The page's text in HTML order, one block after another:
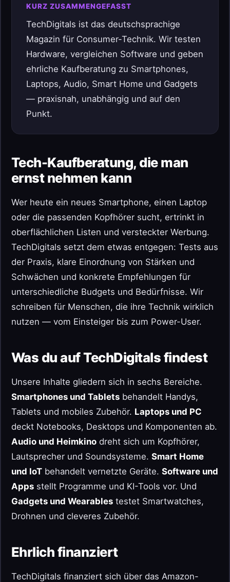
KURZ ZUSAMMENGEFASST
TechDigitals ist das deutschsprachige
Magazin für Consumer-Technik. Wir testen
Hardware, vergleichen Software und geben
ehrliche Kaufberatung zu Smartphones,
Laptops, Audio, Smart Home und Gadgets
— praxisnah, unabhängig und auf den
Punkt.
Tech-Kaufberatung, die man
ernst nehmen kann
Wer heute ein neues Smartphone, einen Laptop
oder die passenden Kopfhörer sucht, ertrinkt in
oberflächlichen Listen und versteckter Werbung.
TechDigitals setzt dem etwas entgegen: Tests aus
der Praxis, klare Einordnung von Stärken und
Schwächen und konkrete Empfehlungen für
unterschiedliche Budgets und Bedürfnisse. Wir
schreiben für Menschen, die ihre Technik wirklich
nutzen — vom Einsteiger bis zum Power-User.
Was du auf TechDigitals findest
Unsere Inhalte gliedern sich in sechs Bereiche.
Smartphones und Tablets behandelt Handys,
Tablets und mobiles Zubehör. Laptops und PC
deckt Notebooks, Desktops und Komponenten ab.
Audio und Heimkino dreht sich um Kopfhörer,
Lautsprecher und Soundsysteme. Smart Home
und IoT behandelt vernetzte Geräte. Software und
Apps stellt Programme und KI-Tools vor. Und
Gadgets und Wearables testet Smartwatches,
Drohnen und cleveres Zubehör.
Ehrlich finanziert
TechDigitals finanziert sich über das Amazon-